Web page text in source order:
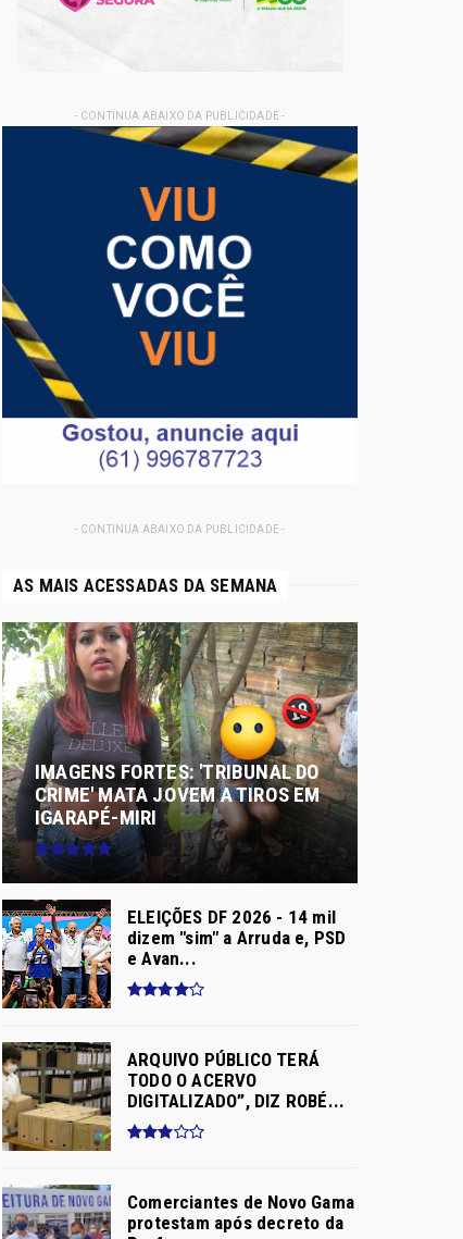
- CONTINUA ABAIXO DA PUBLICIDADE -
- CONTINUA ABAIXO DA PUBLICIDADE -
AS MAIS ACESSADAS DA SEMANA
IMAGENS FORTES: 'TRIBUNAL DO
CRIME' MATA JOVEM A TIROS EM
IGARAPÉ-MIRI
ELEIÇÕES DF 2026 - 14 mil
dizem "sim" a Arruda e, PSD
e Avan...
ARQUIVO PÚBLICO TERÁ
TODO O ACERVO
DIGITALIZADO”, DIZ ROBÉ...
Comerciantes de Novo Gama
protestam após decreto da